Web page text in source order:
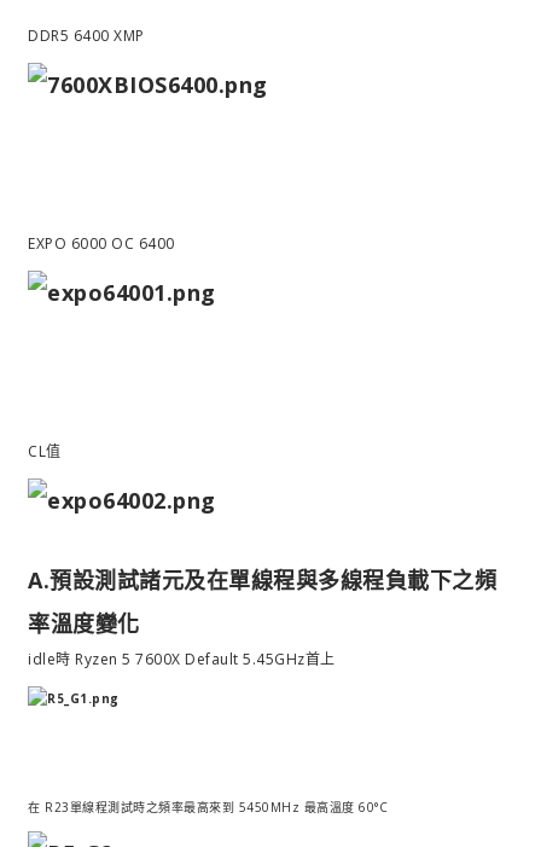
DDR5 6400 XMP
EXPO 6000 OC 6400
CL值
A.預設測試諸元及在單線程與多線程負載下之頻
率溫度變化
idle時 Ryzen 5 7600X Default 5.45GHz首上
在 R23單線程測試時之頻率最高來到 5450MHz 最高溫度 60°C